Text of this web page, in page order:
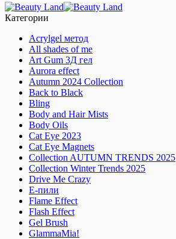
Категории
Acrylgel метод
All shades of me
Art Gum 3Д гел
Aurora effect
Autumn 2024 Collection
Back to Black
Bling
Body and Hair Mists
Body Oils
Cat Eye 2023
Cat Eye Magnets
Collection AUTUMN TRENDS 2025
Collection Winter Trends 2025
Drive Me Crazy
E-пили
Flame Effect
Flash Effect
Gel Brush
GlammaMia!